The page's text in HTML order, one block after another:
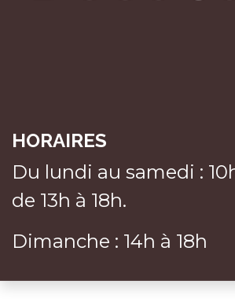
HORAIRES
Du lundi au samedi :
de 13h à 18h.
Dimanche : 14h à 18h